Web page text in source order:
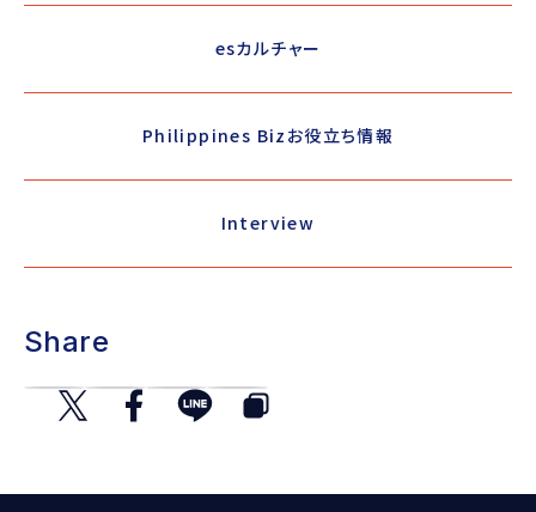
esカルチャー
Philippines Bizお役立ち情報
Interview
Share